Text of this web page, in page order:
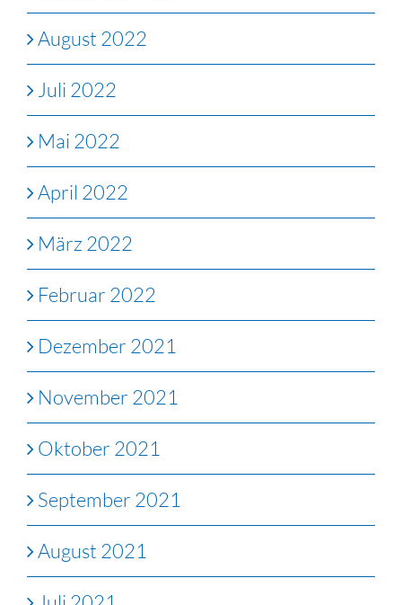
August 2022
Juli 2022
Mai 2022
April 2022
März 2022
Februar 2022
Dezember 2021
November 2021
Oktober 2021
September 2021
August 2021